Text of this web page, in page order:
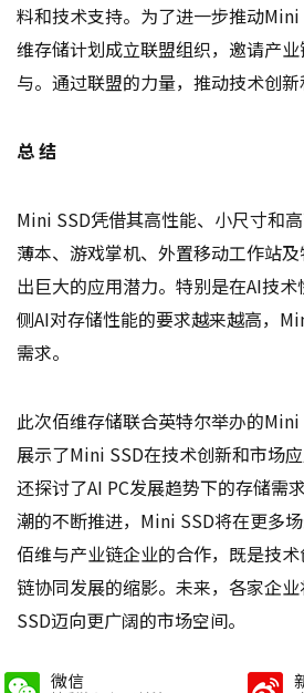
料和技术支持。为了进一步推动
维存储计划成立联盟组织，邀请产
与。通过联盟的力量，推动技术创新
总 结
Mini SSD凭借其高性能、小尺寸和
薄本、游戏掌机、外置移动工作站
出巨大的应用潜力。特别是在AI技
侧AI对存储性能的要求越来越高，
需求。
此次佰维存储联合英特尔举办的
展示了Mini SSD在技术创新和市场应
还探讨了AI PC发展趋势下的存储需
潮的不断推进，Mini SSD将在更多场
佰维与产业链企业的合作，既是技
链协同发展的缩影。未来，各家企
SSD迈向更广阔的市场空间。
微信